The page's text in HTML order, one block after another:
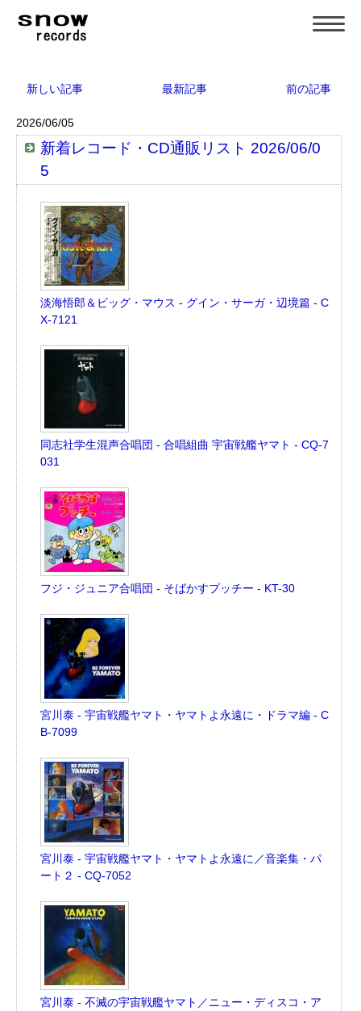
新しい記事 最新記事 前の記事
2026/06/05
新着レコード・CD通販リスト 2026/06/0
5
淡海悟郎＆ビッグ・マウス - グイン・サーガ・辺境篇 - C
X-7121
同志社学生混声合唱団 - 合唱組曲 宇宙戦艦ヤマト - CQ-7
031
フジ・ジュニア合唱団 - そばかすプッチー - KT-30
宮川泰 - 宇宙戦艦ヤマト・ヤマトよ永遠に・ドラマ編 - C
B-7099
宮川泰 - 宇宙戦艦ヤマト・ヤマトよ永遠に／音楽集・パ
ート２ - CQ-7052
宮川泰 - 不滅の宇宙戦艦ヤマト／ニュー・ディスコ・ア